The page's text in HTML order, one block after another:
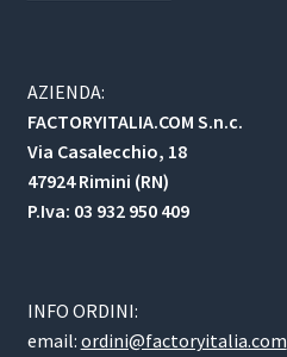
AZIENDA:
FACTORYITALIA.COM S.n.c.
Via Casalecchio, 18
47924 Rimini (RN)
P.Iva: 03 932 950 409
INFO ORDINI:
email: ordini@factoryitalia.com